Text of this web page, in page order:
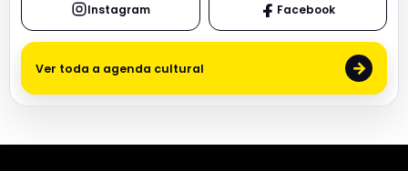
Instagram Facebook
Ver toda a agenda cultural →